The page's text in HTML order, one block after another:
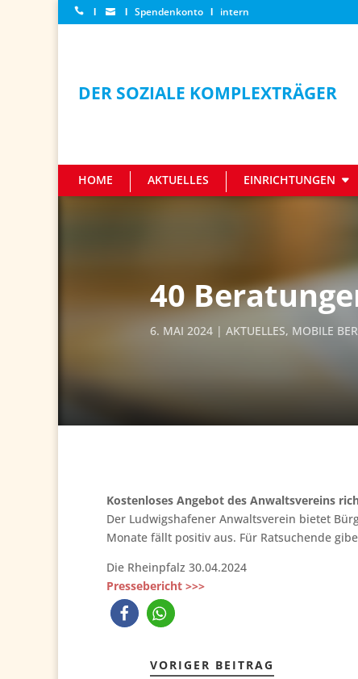
Ι Ι Spendenkonto Ι intern
DER SOZIALE KOMPLEXTRÄGER
HOME AKTUELLES EINRICHTUNGEN
40
6. MAI 2024 AKTUELLES, MOBILE
Kostenloses Angebot des Anwaltsvereins
Der Ludwigshafener Anwaltsverein bietet
Monate fällt positiv aus. Für Ratsuchende
Die Rheinpfalz 30.04.2024
Pressebericht >>>
VORIGER BEITRAG